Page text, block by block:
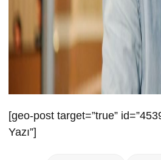
[geo-post target=”true”
Yazı”]